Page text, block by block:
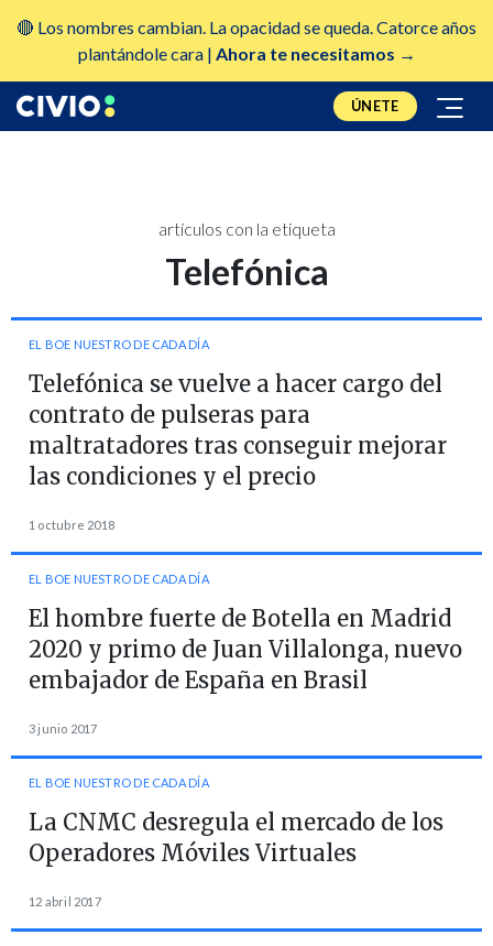
🔴 Los nombres cambian. La opacidad se queda. Catorce años
plantándole cara | Ahora te necesitamos →
ÚNETE
artículos con la etiqueta
Telefónica
EL BOE NUESTRO DE CADA DÍA
Telefónica se vuelve a hacer cargo del
contrato de pulseras para
maltratadores tras conseguir mejorar
las condiciones y el precio
1 octubre 2018
EL BOE NUESTRO DE CADA DÍA
El hombre fuerte de Botella en Madrid
2020 y primo de Juan Villalonga, nuevo
embajador de España en Brasil
3 junio 2017
EL BOE NUESTRO DE CADA DÍA
La CNMC desregula el mercado de los
Operadores Móviles Virtuales
12 abril 2017